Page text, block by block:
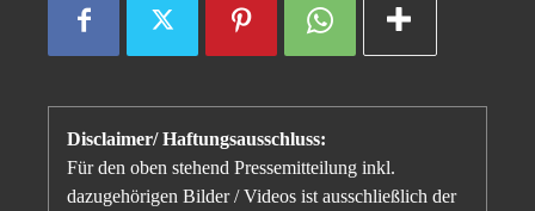
Disclaimer/ Haftungsausschluss:
Für den oben stehend Pressemitteilung inkl.
dazugehörigen Bilder / Videos ist ausschließlich der